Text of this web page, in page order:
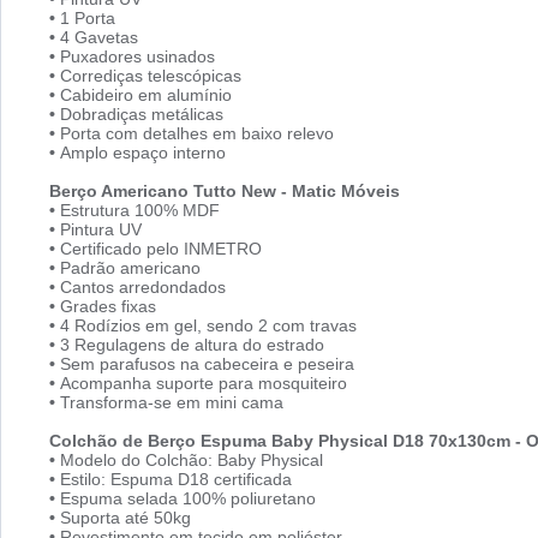
• 1 Porta
• 4 Gavetas
• Puxadores usinados
• Corrediças telescópicas
• Cabideiro em alumínio
• Dobradiças metálicas
• Porta com detalhes em baixo relevo
• Amplo espaço interno
Berço Americano Tutto New - Matic Móveis
• Estrutura 100% MDF
• Pintura UV
• Certificado pelo INMETRO
• Padrão americano
• Cantos arredondados
• Grades fixas
• 4 Rodízios em gel, sendo 2 com travas
• 3 Regulagens de altura do estrado
• Sem parafusos na cabeceira e peseira
• Acompanha suporte para mosquiteiro
• Transforma-se em mini cama
Colchão de Berço Espuma Baby Physical D18 70x130cm -
• Modelo do Colchão: Baby Physical
• Estilo: Espuma D18 certificada
• Espuma selada 100% poliuretano
• Suporta até 50kg